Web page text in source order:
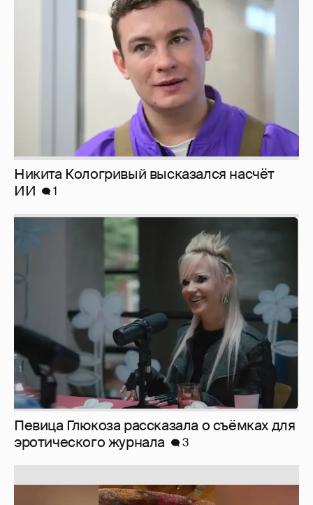
Певица Глюкоза рассказала о съёмках для
эротического журнала
3